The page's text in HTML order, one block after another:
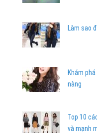
Làm sao
Khám
nàng
Top 10
và mạnh